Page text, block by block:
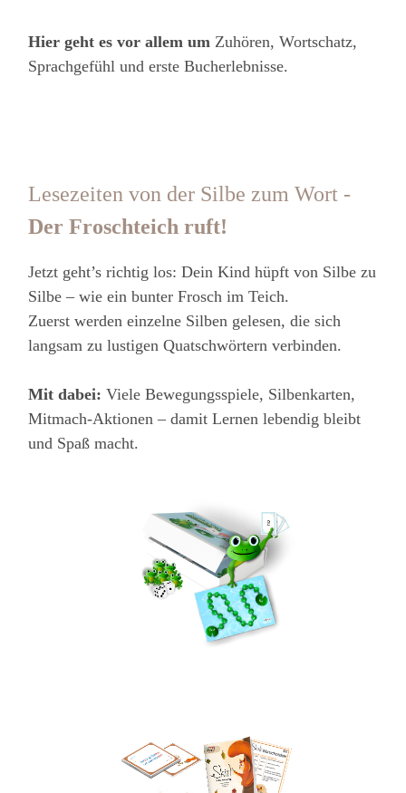
Hier geht es vor allem umZuhören, Wortschatz,
Sprachgefühl und erste Bucherlebnisse.
Lesezeiten von der Silbe zum Wort -
Der Froschteich ruft!
Jetzt geht’s richtig los: Dein Kind hüpft von Silbe zu
Silbe – wie ein bunter Frosch im Teich.
Zuerst werden einzelne Silben gelesen, die sich
langsam zu lustigen Quatschwörtern verbinden.
Mit dabei: Viele Bewegungsspiele, Silbenkarten,
Mitmach-Aktionen – damit Lernen lebendig bleibt
und Spaß macht.